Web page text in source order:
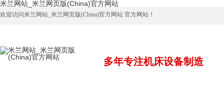
米兰网站_米兰网页版(China)官方网站
欢迎访问米兰网站_米兰网页版(China)官方网站 官方网站！
多年专注机床设备制造